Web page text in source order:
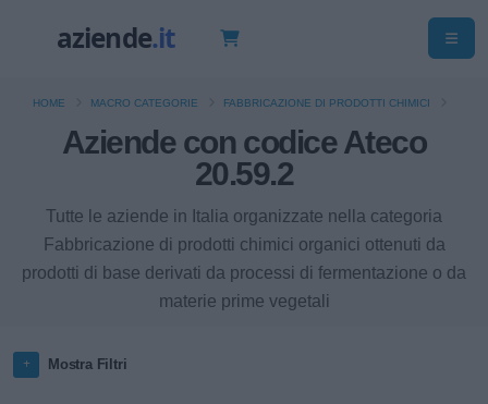
Aziende con codice Ateco
20.59.2
Tutte le aziende in Italia organizzate nella categoria
Fabbricazione di prodotti chimici organici ottenuti da
prodotti di base derivati da processi di fermentazione o da
materie prime vegetali
HOME MACRO CATEGORIE FABBRICAZIONE DI PRODOTTI CHIMICI
Mostra Filtri